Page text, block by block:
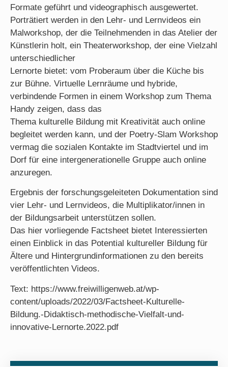
Formate geführt und videographisch ausgewertet.
Porträtiert werden in den Lehr- und Lernvideos ein
Malworkshop, der die Teilnehmenden in das Atelier der
Künstlerin holt, ein Theaterworkshop, der eine Vielzahl
unterschiedlicher
Lernorte bietet: vom Proberaum über die Küche bis
zur Bühne. Virtuelle Lernräume und hybride,
verbindende Formen in einem Workshop zum Thema
Handy zeigen, dass das
Thema kulturelle Bildung mit Kreativität auch online
begleitet werden kann, und der Poetry-Slam Workshop
vermag die sozialen Kontakte im Stadtviertel und im
Dorf für eine intergenerationelle Gruppe auch online
anzuregen.
Ergebnis der forschungsgeleiteten Dokumentation sind
vier Lehr- und Lernvideos, die Multiplikator/innen in
der Bildungsarbeit unterstützen sollen.
Das hier vorliegende Factsheet bietet Interessierten
einen Einblick in das Potential kultureller Bildung für
Ältere und Hintergrundinformationen zu den bereits
veröffentlichten Videos.
Text: https://www.freiwilligenweb.at/wp-
content/uploads/2022/03/Factsheet-Kulturelle-
Bildung.-Didaktisch-methodische-Vielfalt-und-
innovative-Lernorte.2022.pdf